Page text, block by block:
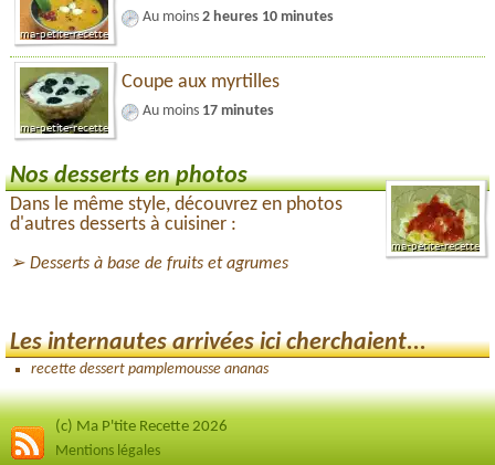
Au moins 2 heures 10 minutes
Coupe aux myrtilles
Au moins 17 minutes
Nos desserts en photos
Dans le même style, découvrez en photos
d'autres desserts à cuisiner :
Desserts à base de fruits et agrumes
Les internautes arrivées ici cherchaient...
recette dessert pamplemousse ananas
(c) Ma P'tite Recette 2026
Mentions légales